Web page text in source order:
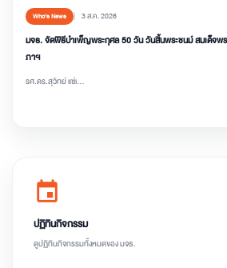
Who’s News 3 ส.ค. 2026
มจธ. จัดพิธีบำเพ็ญพระกุศล 50 วัน วันสิ้นพระชนม์ สมเด็จพร
ภาฯ
รศ.ดร.สุวิทย์ แซ่เ...
event
ปฏิทินกิจกรรม
ดูปฏิทินกิจกรรมทั้งหมดของ มจธ.